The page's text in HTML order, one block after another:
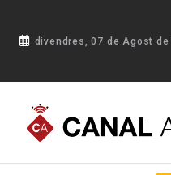
divendres, 07 de Agost de
Portada Blog